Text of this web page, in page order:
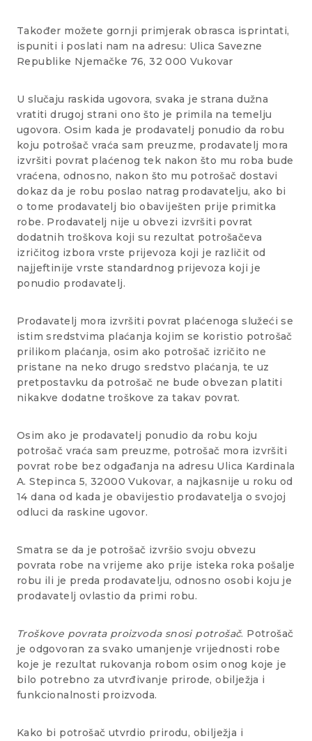
Također možete gornji primjerak obrasca isprintati,
ispuniti i poslati nam na adresu: Ulica Savezne
Republike Njemačke 76, 32 000 Vukovar
U slučaju raskida ugovora, svaka je strana dužna
vratiti drugoj strani ono što je primila na temelju
ugovora. Osim kada je prodavatelj ponudio da robu
koju potrošač vraća sam preuzme, prodavatelj mora
izvršiti povrat plaćenog tek nakon što mu roba bude
vraćena, odnosno, nakon što mu potrošač dostavi
dokaz da je robu poslao natrag prodavatelju, ako bi
o tome prodavatelj bio obaviješten prije primitka
robe. Prodavatelj nije u obvezi izvršiti povrat
dodatnih troškova koji su rezultat potrošačeva
izričitog izbora vrste prijevoza koji je različit od
najjeftinije vrste standardnog prijevoza koji je
ponudio prodavatelj.
Prodavatelj mora izvršiti povrat plaćenoga služeći se
istim sredstvima plaćanja kojim se koristio potrošač
prilikom plaćanja, osim ako potrošač izričito ne
pristane na neko drugo sredstvo plaćanja, te uz
pretpostavku da potrošač ne bude obvezan platiti
nikakve dodatne troškove za takav povrat.
Osim ako je prodavatelj ponudio da robu koju
potrošač vraća sam preuzme, potrošač mora izvršiti
povrat robe bez odgađanja na adresu Ulica Kardinala
A. Stepinca 5, 32000 Vukovar, a najkasnije u roku od
14 dana od kada je obavijestio prodavatelja o svojoj
odluci da raskine ugovor.
Smatra se da je potrošač izvršio svoju obvezu
povrata robe na vrijeme ako prije isteka roka pošalje
robu ili je preda prodavatelju, odnosno osobi koju je
prodavatelj ovlastio da primi robu.
Troškove povrata proizvoda snosi potrošač. Potrošač
je odgovoran za svako umanjenje vrijednosti robe
koje je rezultat rukovanja robom osim onog koje je
bilo potrebno za utvrđivanje prirode, obilježja i
funkcionalnosti proizvoda.
Kako bi potrošač utvrdio prirodu, obilježja i